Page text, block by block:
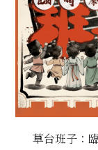
草台班子：